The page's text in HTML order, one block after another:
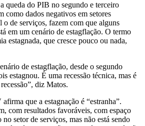
queda do PIB no segundo e terceiro
como dados negativos em setores
o de serviços, fazem com que alguns
em um cenário de estagflação. O termo
estagnada, que cresce pouco ou nada,
de estagflação, desde o segundo
estagnou. É uma recessão técnica, mas é
diz Matos.
que a estagnação é “estranha”.
com resultados favoráveis, com espaço
setor de serviços, mas não está sendo